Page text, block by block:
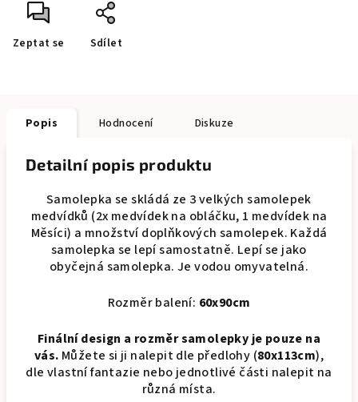
Zeptat se Sdílet
Popis Hodnocení Diskuze
Detailní popis produktu
Samolepka se skládá ze 3 velkých samolepek
medvídků (2x medvídek na obláčku, 1 medvídek na
Měsíci) a množství doplňkových samolepek. Každá
samolepka se lepí samostatně. Lepí se jako
obyčejná samolepka. Je vodou omyvatelná.
Rozměr balení: 60x90cm
Finální design a rozměr samolepky je pouze na
vás. Můžete si ji nalepit dle předlohy (80x113cm),
dle vlastní fantazie nebo jednotlivé části nalepit na
různá místa.